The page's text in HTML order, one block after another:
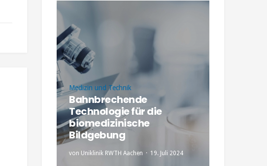
Medizin und Technik
Bahnbrechende
Technologie für die
biomedizinische
Bildgebung
von Uniklinik RWTH Aachen 19. Juli 2024